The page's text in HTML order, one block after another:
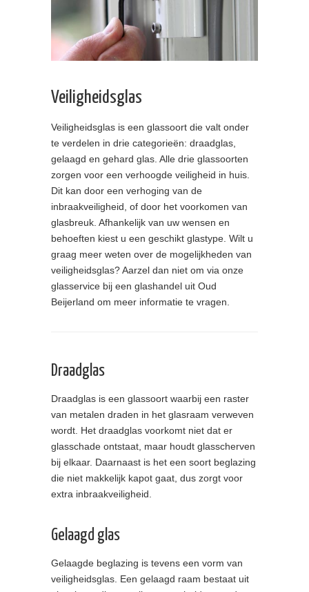
Veiligheidsglas
Veiligheidsglas is een glassoort die valt onder
te verdelen in drie categorieën: draadglas,
gelaagd en gehard glas. Alle drie glassoorten
zorgen voor een verhoogde veiligheid in huis.
Dit kan door een verhoging van de
inbraakveiligheid, of door het voorkomen van
glasbreuk. Afhankelijk van uw wensen en
behoeften kiest u een geschikt glastype. Wilt u
graag meer weten over de mogelijkheden van
veiligheidsglas? Aarzel dan niet om via onze
glasservice bij een glashandel uit Oud
Beijerland om meer informatie te vragen.
Draadglas
Draadglas is een glassoort waarbij een raster
van metalen draden in het glasraam verweven
wordt. Het draadglas voorkomt niet dat er
glasschade ontstaat, maar houdt glasscherven
bij elkaar. Daarnaast is het een soort beglazing
die niet makkelijk kapot gaat, dus zorgt voor
extra inbraakveiligheid.
Gelaagd glas
Gelaagde beglazing is tevens een vorm van
veiligheidsglas. Een gelaagd raam bestaat uit